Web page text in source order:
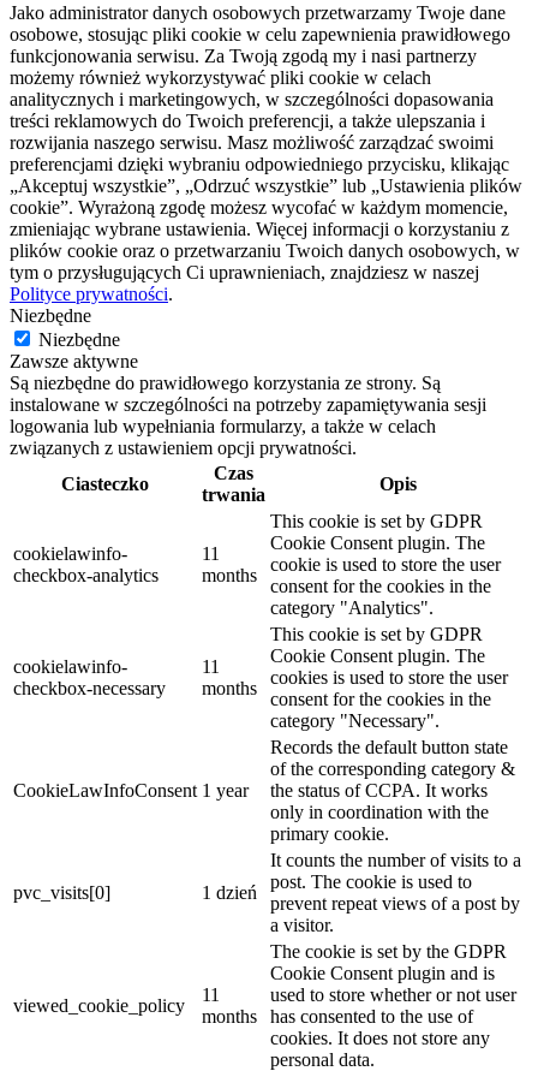
Jako administrator danych osobowych przetwarzamy Twoje dane
osobowe, stosując pliki cookie w celu zapewnienia prawidłowego
funkcjonowania serwisu. Za Twoją zgodą my i nasi partnerzy
możemy również wykorzystywać pliki cookie w celach
analitycznych i marketingowych, w szczególności dopasowania
treści reklamowych do Twoich preferencji, a także ulepszania i
rozwijania naszego serwisu. Masz możliwość zarządzać swoimi
preferencjami dzięki wybraniu odpowiedniego przycisku, klikając
„Akceptuj wszystkie”, „Odrzuć wszystkie” lub „Ustawienia plików
cookie”. Wyrażoną zgodę możesz wycofać w każdym momencie,
zmieniając wybrane ustawienia. Więcej informacji o korzystaniu z
plików cookie oraz o przetwarzaniu Twoich danych osobowych, w
tym o przysługujących Ci uprawnieniach, znajdziesz w naszej
Polityce prywatności.
Niezbędne
Niezbędne
Zawsze aktywne
Są niezbędne do prawidłowego korzystania ze strony. Są
instalowane w szczególności na potrzeby zapamiętywania sesji
logowania lub wypełniania formularzy, a także w celach
związanych z ustawieniem opcji prywatności.
Ciasteczko
Czas
trwania
Opis
cookielawinfo-
checkbox-analytics
11
months
This cookie is set by GDPR
Cookie Consent plugin. The
cookie is used to store the user
consent for the cookies in the
category "Analytics".
cookielawinfo-
checkbox-necessary
11
months
This cookie is set by GDPR
Cookie Consent plugin. The
cookies is used to store the user
consent for the cookies in the
category "Necessary".
CookieLawInfoConsent 1 year
Records the default button state
of the corresponding category &
the status of CCPA. It works
only in coordination with the
primary cookie.
pvc_visits[0] 1 dzień
It counts the number of visits to a
post. The cookie is used to
prevent repeat views of a post by
a visitor.
viewed_cookie_policy
11
months
The cookie is set by the GDPR
Cookie Consent plugin and is
used to store whether or not user
has consented to the use of
cookies. It does not store any
personal data.